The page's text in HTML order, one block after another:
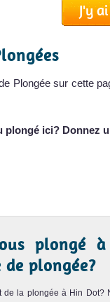
célèbre et fameux
C'est le meilleur
est de
du célèbre film "La
J'y
Plongée sur cette
plongé ici? Donnez
plongé
plongée?
de la plongée à Hin Dot?